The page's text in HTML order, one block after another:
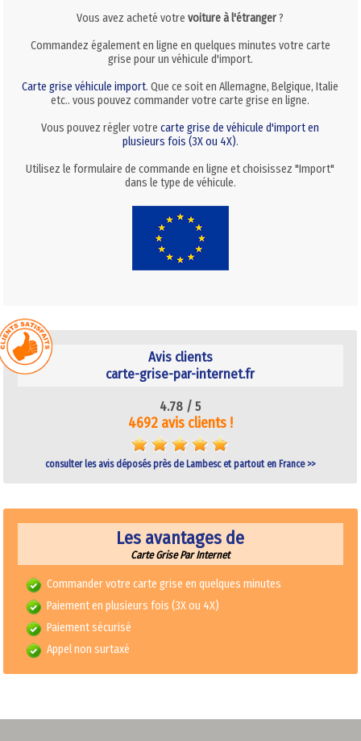
Vous avez acheté votrevoiture à l'étranger?
Commandez également en ligne en quelques minutes votre carte
grise pour un véhicule d'import.
Carte grise véhicule import. Que ce soit en Allemagne, Belgique, Italie
etc.. vous pouvez commander votre carte grise en ligne.
Vous pouvez régler votrecarte grise de véhicule d'import en
plusieurs fois (3X ou 4X).
Utilisez le formulaire de commande en ligne et choisissez "Import"
dans le type de véhicule.
Avis clients
carte-grise-par-internet.fr
4.78 /5
4692 avis clients !
consulter les avis déposés près de Lambesc et partout en France >>
Les avantages de
Carte Grise Par Internet
Commander votre carte grise en quelques minutes
Paiement en plusieurs fois (3X ou 4X)
Paiement sécurisé
Appel non surtaxé